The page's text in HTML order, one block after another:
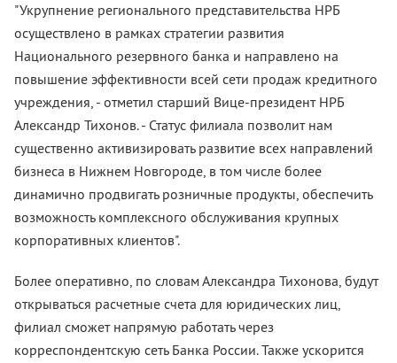
"Укрупнение регионального представительства НРБ
осуществлено в рамках стратегии развития
Национального резервного банка и направлено на
повышение эффективности всей сети продаж кредитного
учреждения, - отметил старший Вице-президент НРБ
Александр Тихонов. - Статус филиала позволит нам
существенно активизировать развитие всех направлений
бизнеса в Нижнем Новгороде, в том числе более
динамично продвигать розничные продукты, обеспечить
возможность комплексного обслуживания крупных
корпоративных клиентов".
Более оперативно, по словам Александра Тихонова, будут
открываться расчетные счета для юридических лиц,
филиал сможет напрямую работать через
корреспондентскую сеть Банка России. Также ускорится